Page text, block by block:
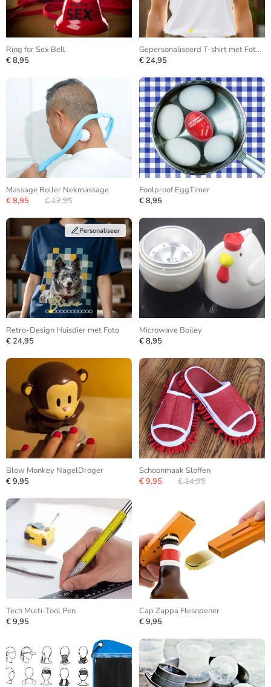
Ring for Sex Bell
€ 8,95
Gepersonaliseerd T-shirt met Foto in Letters
€ 24,95
Massage Roller Nekmassage
€ 8,95
€ 12,95
Foolproof EggTimer
€ 8,95
Personaliseer
Retro-Design Huisdier met Foto
€ 24,95
Microwave Boiley
€ 8,95
Blow Monkey NagelDroger
€ 9,95
Schoonmaak Sloffen
€ 9,95
€ 14,95
Tech Multi-Tool Pen
€ 9,95
Cap Zappa Flesopener
€ 9,95